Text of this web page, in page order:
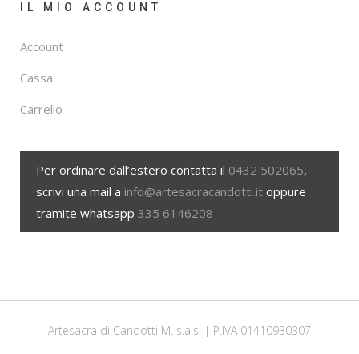
IL MIO ACCOUNT
Account
Cassa
Carrello
Per ordinare dall’estero contatta il 0432 502065,
scrivi una mail a info@artesacracandotti.it oppure
tramite whatsapp 335 6146208
Artesacra di Candotti M. s.a.s. | P.IVA 01410930307